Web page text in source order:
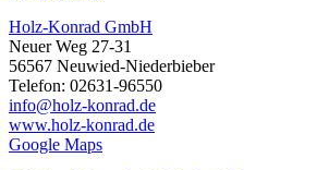
Holz-Konrad GmbH
Neuer Weg 27-31
56567 Neuwied-Niederbieber
Telefon: 02631-96550
info@holz-konrad.de
www.holz-konrad.de
Google Maps